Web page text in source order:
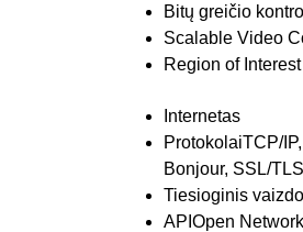
Bitų greičio
Scalable Video
Region of
Internetas
ProtokolaiTCP/
Bonjour, SSL/
Tiesioginis
API Open